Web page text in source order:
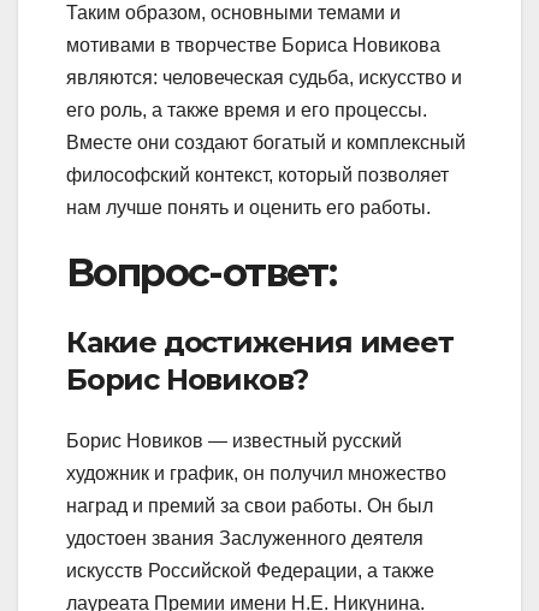
Таким образом, основными темами и
мотивами в творчестве Бориса Новикова
являются: человеческая судьба, искусство и
его роль, а также время и его процессы.
Вместе они создают богатый и комплексный
философский контекст, который позволяет
нам лучше понять и оценить его работы.
Вопрос-ответ:
Какие достижения имеет
Борис Новиков?
Борис Новиков — известный русский
художник и график, он получил множество
наград и премий за свои работы. Он был
удостоен звания Заслуженного деятеля
искусств Российской Федерации, а также
лауреата Премии имени Н.Е. Никунина.